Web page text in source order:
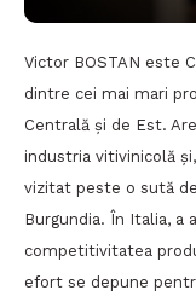
Victor BOSTAN este
dintre cei mai mari
Centrală și de Est.
industria vitivinicolă
vizitat peste o sută
Burgundia. În Italia, a
competitivitatea
efort se depune